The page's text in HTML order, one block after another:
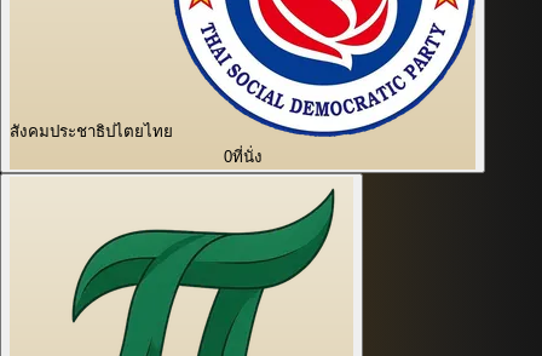
สังคมประชาธิปไตยไทย
0ที่นั่ง